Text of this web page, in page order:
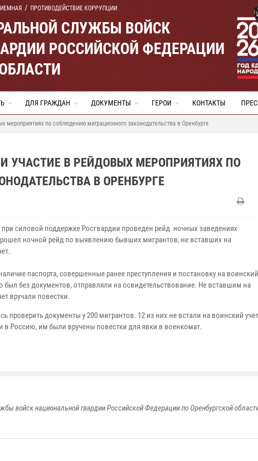
ПРОТИВОДЕЙСТВИЕ КОРРУПЦИИ
СЛУЖБЫ ВОЙСК
РОССИЙСКОЙ ФЕДЕРАЦИИ
ДЛЯ ГРАЖДАН ДОКУМЕНТЫ ГЕРОИ КОНТАКТЫ
мероприятиях по соблюдению миграционного законодательства в Оренбурге
УЧАСТИЕ В РЕЙДОВЫХ МЕРОПРИЯТИЯХ ПО
В ОРЕНБУРГЕ
при силовой поддержке Росгвардии проведен рейд ночных заведениях
ночной рейд по выявлению бывших мигрантов, не вставших на
паспорта, совершенные ранее преступления и постановку на воинский
был без документов, отправляли на освидетельствование. Не вставшим на
вручали повестки.
проверить документы у 200 мигрантов. 12 из них не встали на воинский учет
в Россию, им были вручены повестки для явки в военкомат.
войск национальной гвардии Российской Федерации по Оренбургской